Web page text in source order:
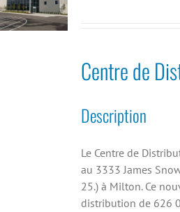
Centre de
Description
Le Centre de
au 3333 James
25.) à Milton. Ce
distribution de 626